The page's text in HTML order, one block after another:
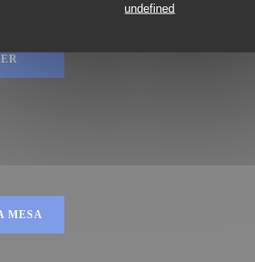
undefined
numa nova janela))
MESA